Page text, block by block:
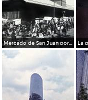
Mercado de San Juan por el fotografo Felix Miret